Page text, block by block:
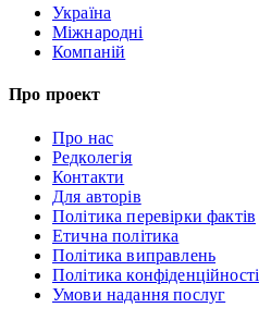
Україна
Міжнародні
Компаній
Про проект
Про нас
Редколегія
Контакти
Для авторів
Політика перевірки фактів
Етична політика
Політика виправлень
Політика конфіденційності
Умови надання послуг